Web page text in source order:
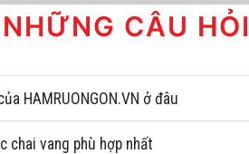
NHỮNG CÂU
HAMRUONGON.VN ở đâu
chai vang phù hợp nhất